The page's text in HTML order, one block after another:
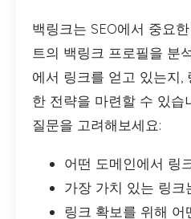
백링크는 SEO에서 중요
트의 백링크 프로필을 분
에서 링크를 얻고 있는지,
한 전략을 마련할 수 있습
질문을 고려해보세요:
어떤 도메인에서 링
가장 가치 있는 링크
링크 확보를 위해 어